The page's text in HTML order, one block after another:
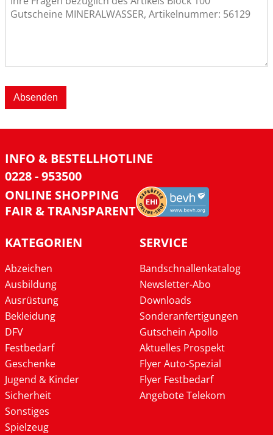
Absenden
INFO & BESTELLHOTLINE
0228 - 953500
ONLINE SHOPPING
FAIR & TRANSPARENT
KATEGORIEN
Abzeichen
Ausbildung
Ausrüstung
Bekleidung
DFV
Festbedarf
Geschenke
Jugend & Kinder
Sicherheit
Sonstiges
Spielzeug
SERVICE
Bandschnallenkatalog
Newsletter-Abo
Downloads
Sonderanfertigungen
Gutschein Apollo
Aktuelles Prospekt
Flyer Auto-Spezial
Flyer Festbedarf
Angebote Telekom